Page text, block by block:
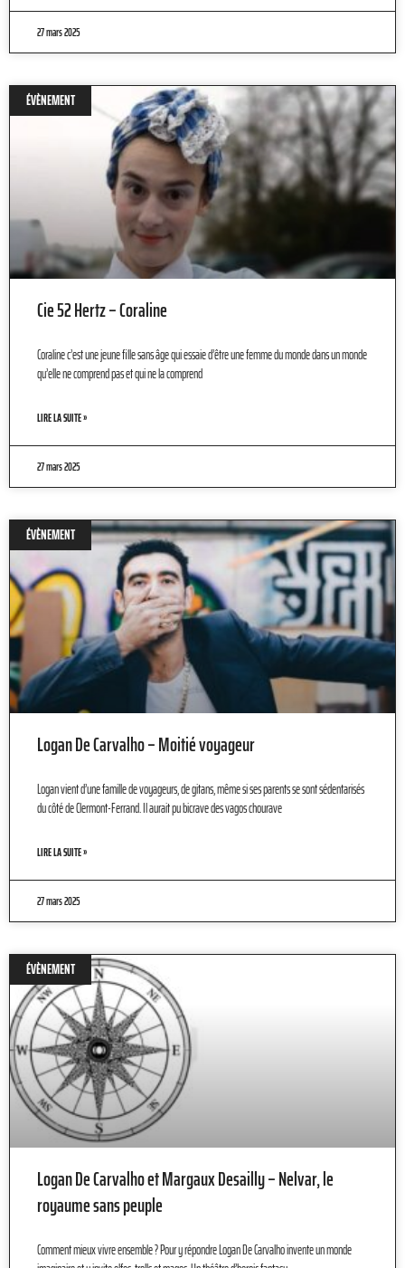
27 mars 2025
ÉVÈNEMENT
Cie 52 Hertz – Coraline
Coraline c’est une jeune fille sans âge qui essaie d’être une femme du monde dans un monde
qu’elle ne comprend pas et qui ne la comprend
LIRE LA SUITE »
27 mars 2025
ÉVÈNEMENT
Logan De Carvalho – Moitié voyageur
Logan vient d’une famille de voyageurs, de gitans, même si ses parents se sont sédentarisés
du côté de Clermont-Ferrand. Il aurait pu bicrave des vagos chourave
LIRE LA SUITE »
27 mars 2025
ÉVÈNEMENT
Logan De Carvalho et Margaux Desailly – Nelvar, le
royaume sans peuple
Comment mieux vivre ensemble ? Pour y répondre Logan De Carvalho invente un monde